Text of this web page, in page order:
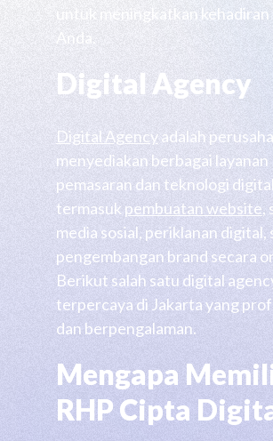
untuk meningkatkan kehadiran
Anda.
Digital Agency
Digital Agencyadalah
menyediakan berbagai layanan
pemasaran dan teknologi
termasuk pembuatan website,
media sosial, periklanan digital,
pengembangan brand secara
Berikut salah satu digital
terpercaya di Jakarta yang
dan berpengalaman.
Mengapa
RHP Cipta